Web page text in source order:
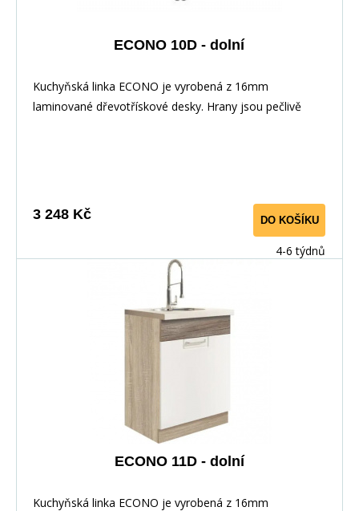
ECONO 10D - dolní
Kuchyňská linka ECONO je vyrobená z 16mm
laminované dřevotřískové desky. Hrany jsou pečlivě
pracovní desku na každou skříňku zvlášť, nebo vcelku (
max. délka je 3m ), hloubka desky je 60 cm. Pracovní
deska není v ceně skříňky. Materiál: : vysoce kvalitní
laminovaná dřevotříska 16 mm Barevné provedení: :
Korpus: Dub Sonoma : Dvířka: San Remo + Bílá :
Pracovní deska v barvě traventin
3 248 Kč DO KOŠÍKU
4-6 týdnů
ECONO 11D - dolní
Kuchyňská linka ECONO je vyrobená z 16mm